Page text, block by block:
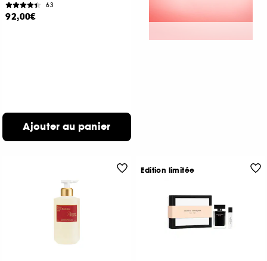
63
92,00€
Ajouter au panier
Edition limitée